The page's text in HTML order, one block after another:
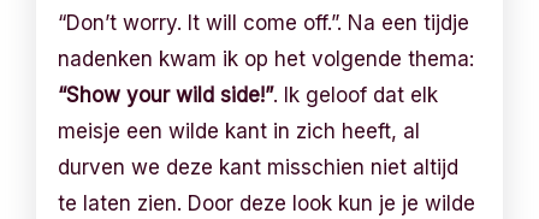
“Don’t worry. It will come off.”. Na een tijdje
nadenken kwam ik op het volgende thema:
“Show your wild side!”. Ik geloof dat elk
meisje een wilde kant in zich heeft, al
durven we deze kant misschien niet altijd
te laten zien. Door deze look kun je je wilde